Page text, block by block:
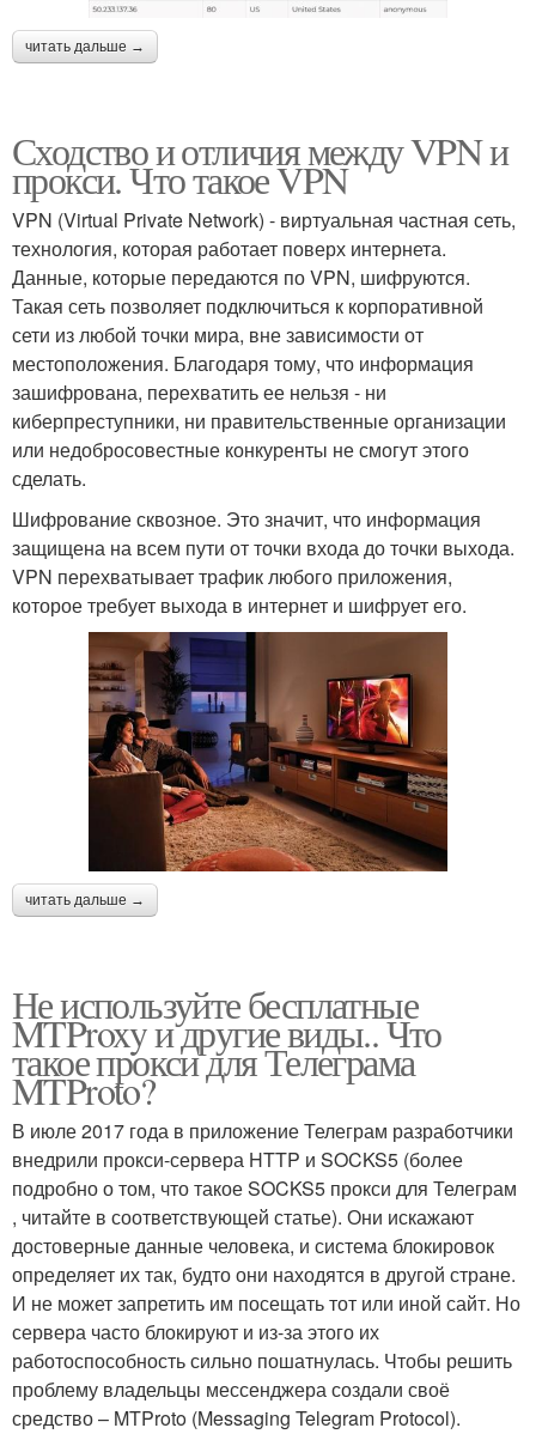
читать дальше →
Сходство и отличия между VPN и
прокси. Что такое VPN
VPN (Virtual Private Network) - виртуальная частная сеть,
технология, которая работает поверх интернета.
Данные, которые передаются по VPN, шифруются.
Такая сеть позволяет подключиться к корпоративной
сети из любой точки мира, вне зависимости от
местоположения. Благодаря тому, что информация
зашифрована, перехватить ее нельзя - ни
киберпреступники, ни правительственные организации
или недобросовестные конкуренты не смогут этого
сделать.
Шифрование сквозное. Это значит, что информация
защищена на всем пути от точки входа до точки выхода.
VPN перехватывает трафик любого приложения,
которое требует выхода в интернет и шифрует его.
читать дальше →
Не используйте бесплатные
MTProxy и другие виды.. Что
такое прокси для Телеграма
MTProto?
В июле 2017 года в приложение Телеграм разработчики
внедрили прокси-сервера HTTP и SOCKS5 (более
подробно о том, что такое SOCKS5 прокси для Телеграм
, читайте в соответствующей статье). Они искажают
достоверные данные человека, и система блокировок
определяет их так, будто они находятся в другой стране.
И не может запретить им посещать тот или иной сайт. Но
сервера часто блокируют и из-за этого их
работоспособность сильно пошатнулась. Чтобы решить
проблему владельцы мессенджера создали своё
средство – MTProto (Messaging Telegram Protocol).